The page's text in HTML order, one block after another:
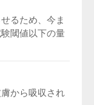
るため、今ま
閾値以下の量
から吸収され